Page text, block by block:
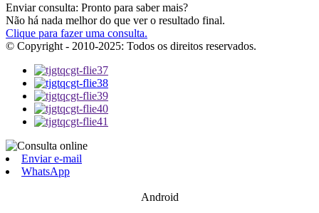
Enviar consulta: Pronto para saber mais?
Não há nada melhor do que ver o resultado final.
Clique para fazer uma consulta.
© Copyright - 2010-2025: Todos os direitos reservados.
Enviar e-mail
WhatsApp
Android